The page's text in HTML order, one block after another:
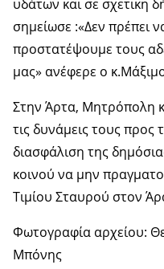
υδάτων και σε σχετικη
σημείωσε :«Δεν πρέπει
προστατέψουμε τους
μας» ανέφερε ο
Στην Άρτα, Μητρόπολη
τις δυνάμεις τους προς
διασφάλιση της
κοινού να μην
Τιμίου Σταυρού στον
Φωτογραφία αρχείου:
Μπόνης